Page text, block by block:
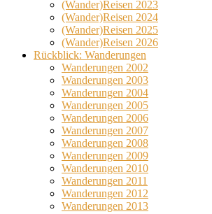
(Wander)Reisen 2023
(Wander)Reisen 2024
(Wander)Reisen 2025
(Wander)Reisen 2026
Rückblick: Wanderungen
Wanderungen 2002
Wanderungen 2003
Wanderungen 2004
Wanderungen 2005
Wanderungen 2006
Wanderungen 2007
Wanderungen 2008
Wanderungen 2009
Wanderungen 2010
Wanderungen 2011
Wanderungen 2012
Wanderungen 2013